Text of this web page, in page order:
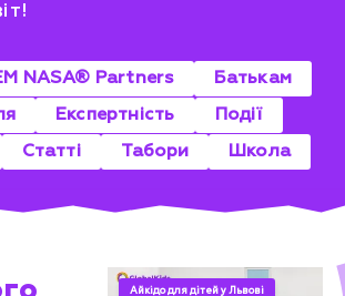
NASA® Partners Батькам
Експертність Події
Статті Табори Школа
Айкідо для дітей у Львові